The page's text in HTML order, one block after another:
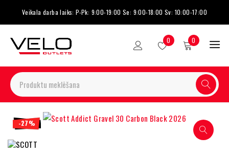
Veikala darba laiks: P-Pk: 9:00-19:00 Se: 9:00-18:00 Sv: 10:00-17:00
0 0
-27%